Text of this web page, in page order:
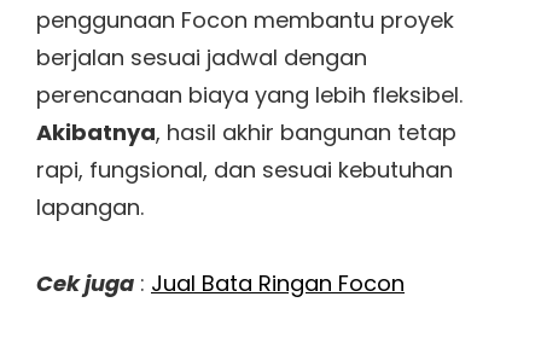
penggunaan Focon membantu proyek
berjalan sesuai jadwal dengan
perencanaan biaya yang lebih fleksibel.
Akibatnya, hasil akhir bangunan tetap
rapi, fungsional, dan sesuai kebutuhan
lapangan.
Cek juga : Jual Bata Ringan Focon